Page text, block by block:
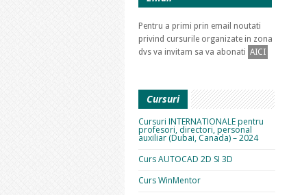
Pentru a primi prin email noutati
privind cursurile organizate in zona
dvs va invitam sa va abonati AICI
Cursuri
Cursuri INTERNATIONALE pentru
profesori, directori, personal
auxiliar (Dubai, Canada) – 2024
Curs AUTOCAD 2D SI 3D
Curs WinMentor